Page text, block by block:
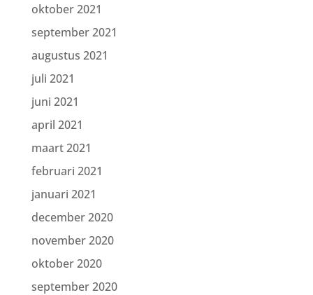
oktober 2021
september 2021
augustus 2021
juli 2021
juni 2021
april 2021
maart 2021
februari 2021
januari 2021
december 2020
november 2020
oktober 2020
september 2020